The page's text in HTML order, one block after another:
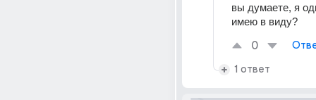
вы думаете, я
имею в виду?
0
1 ответ